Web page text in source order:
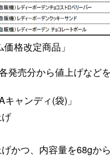
格改定商品」
発売分から値上げなど
ャンディ(袋)」
かつ、内容量を68gか